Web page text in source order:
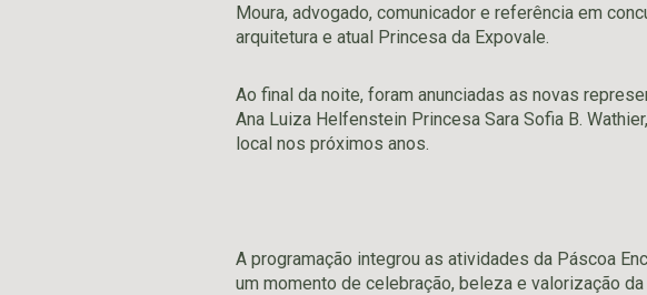
Moura, advogado, comunicador e referência em
arquitetura e atual Princesa da Expovale.
Ao final da noite, foram anunciadas as novas
Ana Luiza Helfenstein Princesa Sara Sofia B.
local nos próximos anos.
A programação integrou as atividades da Páscoa
um momento de celebração, beleza e valorização da